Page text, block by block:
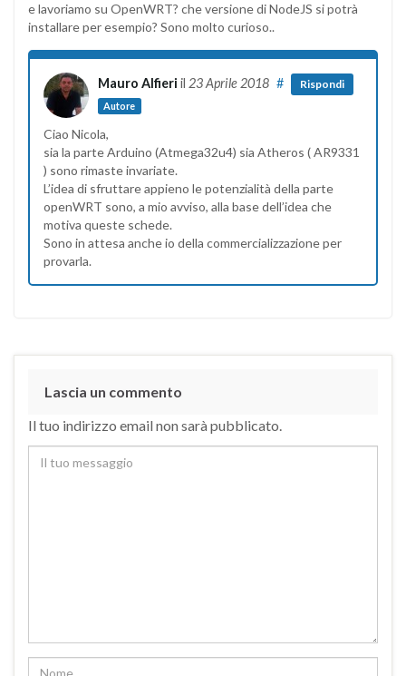
e lavoriamo su OpenWRT? che versione di NodeJS si potrà
installare per esempio? Sono molto curioso..
Mauro Alfieri il 23 Aprile 2018
Autore
# Rispondi
Ciao Nicola,
sia la parte Arduino (Atmega32u4) sia Atheros ( AR9331
) sono rimaste invariate.
L’idea di sfruttare appieno le potenzialità della parte
openWRT sono, a mio avviso, alla base dell’idea che
motiva queste schede.
Sono in attesa anche io della commercializzazione per
provarla.
Lascia un commento
Il tuo indirizzo email non sarà pubblicato.